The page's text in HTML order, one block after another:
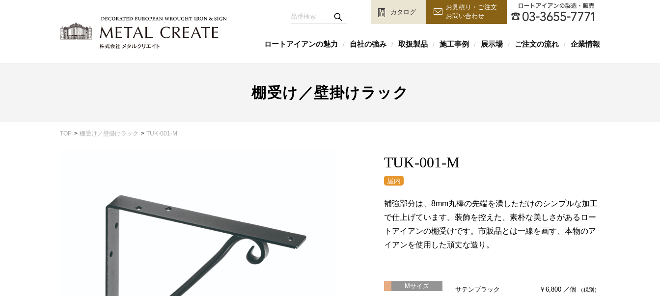
カタログ
お見積り・ご注文
お問い合わせ
ロートアイアンの魅力 / 自社の強み / 取扱製品 / 施工事例 / 展示場 / ご注文の流れ / 企業情報
棚受け／壁掛けラック
TOP 棚受け／壁掛けラック TUK-001-M
TUK-001-M
補強部分は、8mm丸棒の先端を潰しただけのシンプルな加工
で仕上げています。装飾を控えた、素朴な美しさがあるロー
トアイアンの棚受けです。市販品とは一線を画す、本物のア
イアンを使用した頑丈な造り。
Mサイズ サテンブラック ￥6,800 ／個 （税別）